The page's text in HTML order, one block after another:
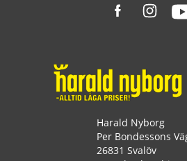
Harald Nyborg
Per Bondessons
26831 Svalöv